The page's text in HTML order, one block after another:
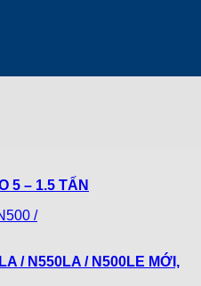
5 – 1.5 TẤN
/ N550LA / N500LE MỚI,